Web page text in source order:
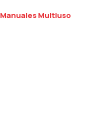
Manuales Multiuso